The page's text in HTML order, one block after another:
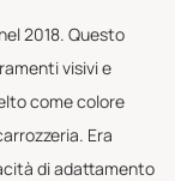
2018. Questo
visivi e
come colore
Era
di adattamento